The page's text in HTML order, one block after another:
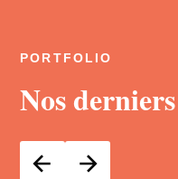
PORTFOLIO
Nos